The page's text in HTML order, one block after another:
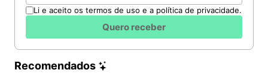
Li e aceito os termos de uso e a política de privacidade.
Quero receber
Recomendados